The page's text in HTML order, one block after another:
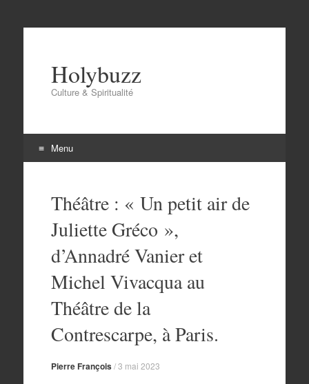
Holybuzz
Culture & Spiritualité
Menu
contenuThéâtre : « Un petit air de
Juliette Gréco »,
d’Annadré Vanier et
Michel Vivacqua au
Théâtre de la
Contrescarpe, à Paris.
Pierre François/3 mai 2023